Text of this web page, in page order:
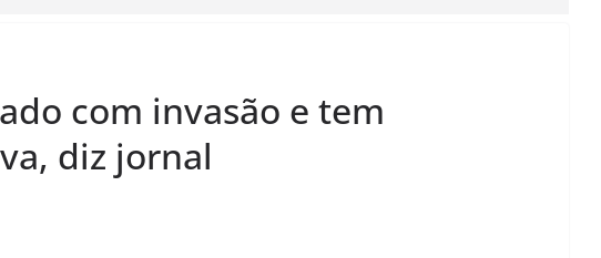
com invasão e tem
diz jornal